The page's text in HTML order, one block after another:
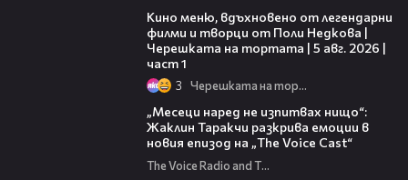
Кино меню, вдъхновено от легендарни
филми и творци от Поли Недкова |
Черешката на тортата | 5 авг. 2026 |
част 1
3 Черешката на тортата
„Месеци наред не изпитвах нищо“:
Жаклин Таракчи разкрива емоции в
новия епизод на „The Voice Cast“
The Voice Radio and TV Bulgaria